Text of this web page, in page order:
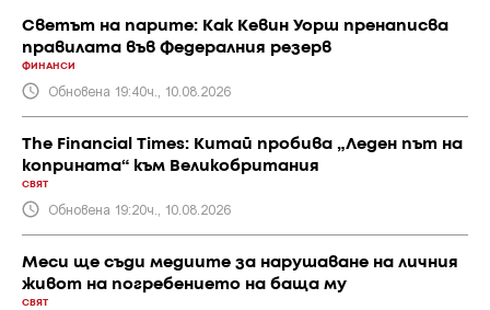
Светът на парите: Как Кевин Уорш пренаписва
правилата във Федералния резерв
ФИНАНСИ
Обновена 19:40ч., 10.08.2026
The Financial Times: Китай пробива „Леден път на
коприната“ към Великобритания
СВЯТ
Обновена 19:20ч., 10.08.2026
Меси ще съди медиите за нарушаване на личния
живот на погребението на баща му
СВЯТ